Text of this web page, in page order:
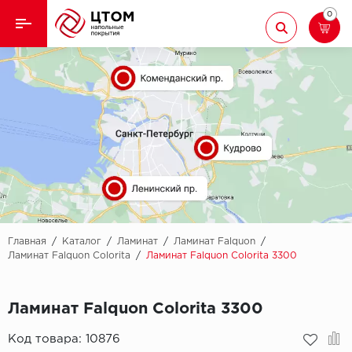
Назад
Кварцвиниловая плитка
Назад
Aberhof
Adelar
Alfa
AllureFloor
Alpine floor
Arbiton
Berry Alloc
Ламинат
Ковролин
Линолеум
Паркет
Плинтус
Подложка
0
Главная / Каталог / Ламинат / Ламинат Falquon
/
Ламинат Falquon Colorita
/ Ламинат Falquon Colorita 3300
Ламинат Falquon Colorita 3300
Код товара: 10876